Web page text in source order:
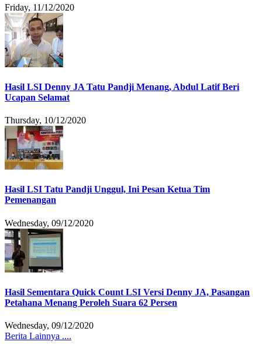
Friday, 11/12/2020
Hasil LSI Denny JA Tatu Pandji Menang, Abdul Latif Beri
Ucapan Selamat
Thursday, 10/12/2020
Hasil LSI Tatu Pandji Unggul, Ini Pesan Ketua Tim
Pemenangan
Wednesday, 09/12/2020
Hasil Sementara Quick Count LSI Versi Denny JA, Pasangan
Petahana Menang Peroleh Suara 62 Persen
Wednesday, 09/12/2020
Berita Lainnya ....